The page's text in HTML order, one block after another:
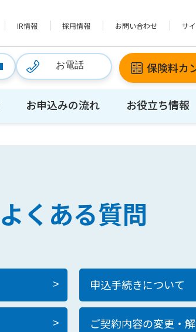
IR情報 採用情報 お問い合わせ サ
お電話 保険料カ
お申込みの流れ お役立ち情報
よくある質問
> 申込手続きについて
> ご契約内容の変更・